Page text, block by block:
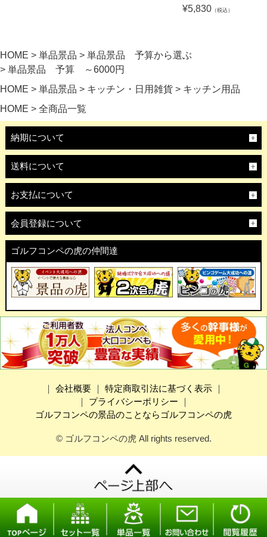
¥5,830 （税込）
HOME 単品景品
単品景品 予算から選ぶ
単品景品 予算 ～6000円
HOME
単品景品 キッチン・日用雑貨
キッチン用品
HOME
全商品一覧
納期について
送料について
お支払について
会員登録について
ゴルフコンペの虎の仲間達
｜ 会社概要｜ 特定商取引法に基づく表示｜
｜ プライバシーポリシー ｜
ゴルフコンペの景品のことならゴルフコンペの虎
© ゴルフコンペの虎 All rights reserved.